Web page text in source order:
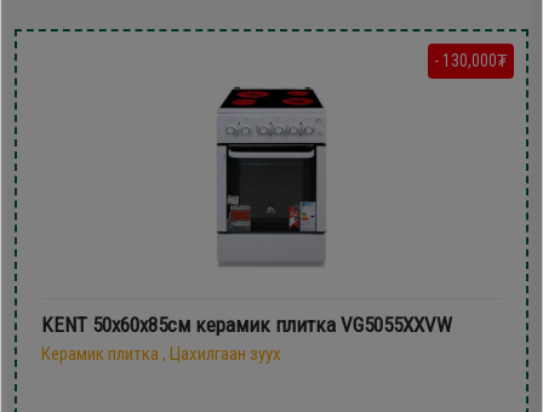
- 130,000₮
KENT 50х60x85см керамик плитка VG5055XXVW
Керамик плитка , Цахилгаан зуух